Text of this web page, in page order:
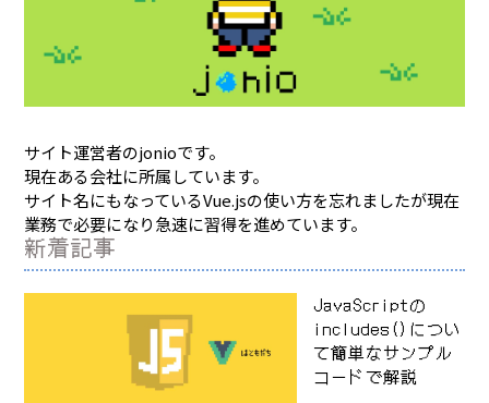
サイト運営者のjonioです。
現在ある会社に所属しています。
サイト名にもなっているVue.jsの使い方を忘れましたが現在
業務で必要になり急速に習得を進めています。
新着記事
JavaScriptの
includes()につい
て簡単なサンプル
コードで解説